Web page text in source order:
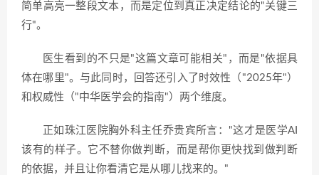
简单高亮一整段文本，而是定位到真正决定结论的"关键三
行"。
医生看到的不只是"这篇文章可能相关"，而是"依据具
体在哪里"。与此同时，回答还引入了时效性（"2025年"）
和权威性（"中华医学会的指南"）两个维度。
正如珠江医院胸外科主任乔贵宾所言："这才是医学AI
该有的样子。它不替你做判断，而是帮你更快找到做判断
的依据，并且让你看清它是从哪儿找来的。"